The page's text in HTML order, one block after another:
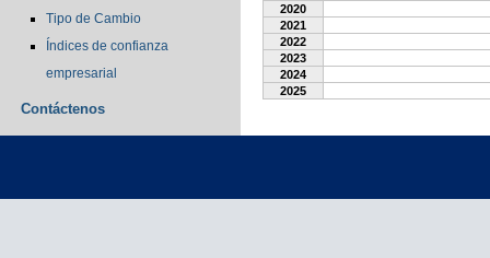
Tipo de Cambio
Índices de confianza
empresarial
Contáctenos
2020
2021
2022
2023
2024
2025